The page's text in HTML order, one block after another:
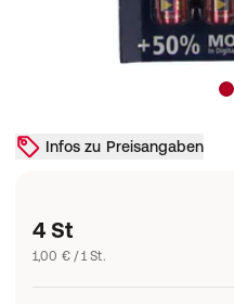
Infos zu Preisangaben
4 St
1,00 € / 1 St.